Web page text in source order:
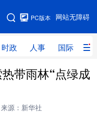
网站无障碍
PC版本
时政 人事 国际 财
时政 人事
带雨林“点绿成
来源：新华社